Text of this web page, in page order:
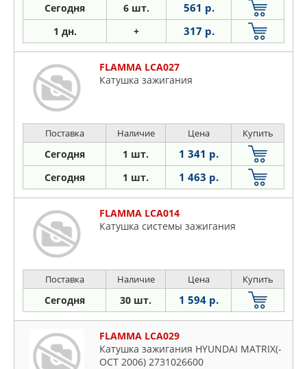
Сегодня 6 шт. 561 р.
1 дн. + 317 р.
FLAMMA LCA027
Катушка зажигания
Поставка Наличие Цена Купить
Сегодня 1 шт. 1 341 р.
Сегодня 1 шт. 1 463 р.
FLAMMA LCA014
Катушка системы зажигания
Поставка Наличие Цена Купить
Сегодня 30 шт. 1 594 р.
FLAMMA LCA029
Катушка зажигания HYUNDAI MATRIX(-
OCT 2006) 2731026600